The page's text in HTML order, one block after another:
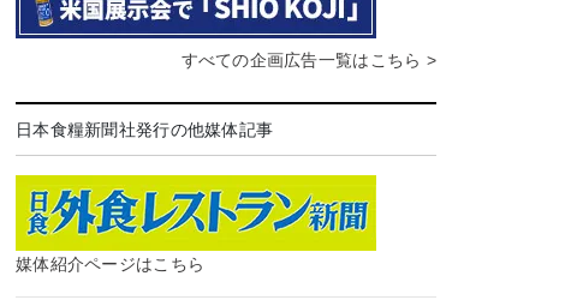
すべての企画広告一覧はこちら >
日本食糧新聞社発行の他媒体記事
媒体紹介ページはこちら